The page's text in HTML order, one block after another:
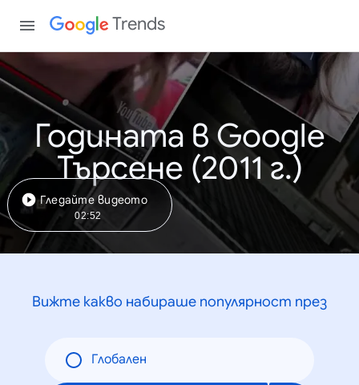
Trends
Годината в Google
Търсене (2011 г.)
Гледайте видеото
02:52
Вижте какво набираше популярност през
Глобален